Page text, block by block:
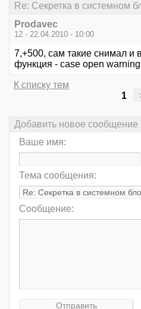
Re: Секретка в системном
Prodavec
12 - 22.04.2010 - 10:00
7,+500, сам такие снимал и
функция - case open
К списку тем
1
Добавить новое сообщение
Ваше имя:
Тема сообщения:
Сообщение: